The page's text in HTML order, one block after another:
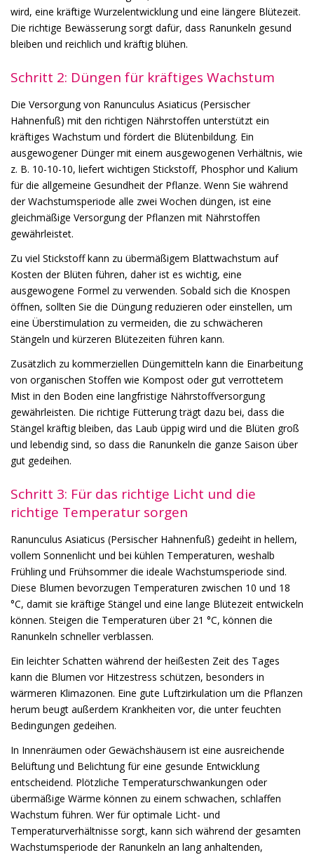
wird, eine kräftige Wurzelentwicklung und eine längere Blütezeit.
Die richtige Bewässerung sorgt dafür, dass Ranunkeln gesund
bleiben und reichlich und kräftig blühen.
Schritt 2: Düngen für kräftiges Wachstum
Die Versorgung von Ranunculus Asiaticus (Persischer
Hahnenfuß) mit den richtigen Nährstoffen unterstützt ein
kräftiges Wachstum und fördert die Blütenbildung. Ein
ausgewogener Dünger mit einem ausgewogenen Verhältnis, wie
z. B. 10-10-10, liefert wichtigen Stickstoff, Phosphor und Kalium
für die allgemeine Gesundheit der Pflanze. Wenn Sie während
der Wachstumsperiode alle zwei Wochen düngen, ist eine
gleichmäßige Versorgung der Pflanzen mit Nährstoffen
gewährleistet.
Zu viel Stickstoff kann zu übermäßigem Blattwachstum auf
Kosten der Blüten führen, daher ist es wichtig, eine
ausgewogene Formel zu verwenden. Sobald sich die Knospen
öffnen, sollten Sie die Düngung reduzieren oder einstellen, um
eine Überstimulation zu vermeiden, die zu schwächeren
Stängeln und kürzeren Blütezeiten führen kann.
Zusätzlich zu kommerziellen Düngemitteln kann die Einarbeitung
von organischen Stoffen wie Kompost oder gut verrottetem
Mist in den Boden eine langfristige Nährstoffversorgung
gewährleisten. Die richtige Fütterung trägt dazu bei, dass die
Stängel kräftig bleiben, das Laub üppig wird und die Blüten groß
und lebendig sind, so dass die Ranunkeln die ganze Saison über
gut gedeihen.
Schritt 3: Für das richtige Licht und die
richtige Temperatur sorgen
Ranunculus Asiaticus (Persischer Hahnenfuß) gedeiht in hellem,
vollem Sonnenlicht und bei kühlen Temperaturen, weshalb
Frühling und Frühsommer die ideale Wachstumsperiode sind.
Diese Blumen bevorzugen Temperaturen zwischen 10 und 18
°C, damit sie kräftige Stängel und eine lange Blütezeit entwickeln
können. Steigen die Temperaturen über 21 °C, können die
Ranunkeln schneller verblassen.
Ein leichter Schatten während der heißesten Zeit des Tages
kann die Blumen vor Hitzestress schützen, besonders in
wärmeren Klimazonen. Eine gute Luftzirkulation um die Pflanzen
herum beugt außerdem Krankheiten vor, die unter feuchten
Bedingungen gedeihen.
In Innenräumen oder Gewächshäusern ist eine ausreichende
Belüftung und Belichtung für eine gesunde Entwicklung
entscheidend. Plötzliche Temperaturschwankungen oder
übermäßige Wärme können zu einem schwachen, schlaffen
Wachstum führen. Wer für optimale Licht- und
Temperaturverhältnisse sorgt, kann sich während der gesamten
Wachstumsperiode der Ranunkeln an lang anhaltenden,